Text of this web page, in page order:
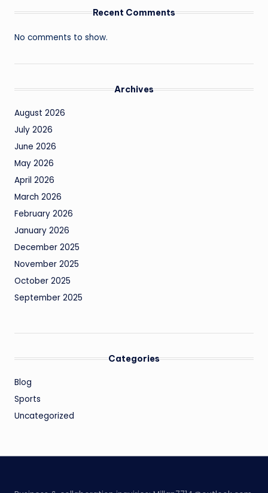
Recent Comments
No comments to show.
Archives
August 2026
July 2026
June 2026
May 2026
April 2026
March 2026
February 2026
January 2026
December 2025
November 2025
October 2025
September 2025
Categories
Blog
Sports
Uncategorized